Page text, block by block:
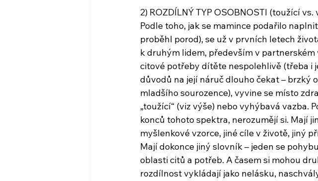
2) ROZDÍLNÝ TYP OSOBNOSTI (toužící
Podle toho, jak se mamince podařilo
proběhl porod), se už v prvních letech
k druhým lidem, především v
citové potřeby dítěte nespolehlivě (třeba i
důvodů na její náruč dlouho čekat – brzký
mladšího sourozence), vyvine se místo
„toužící“ (viz výše) nebo vyhýbavá vazba.
konců tohoto spektra, nerozumějí si. Mají
myšlenkové vzorce, jiné cíle v životě, jiný
Mají dokonce jiný slovník – jeden se
oblasti citů a potřeb. A časem si mohou
rozdílnost vykládají jako nelásku,